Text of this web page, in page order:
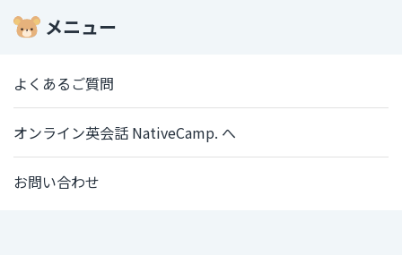
メニュー
よくあるご質問
オンライン英会話 NativeCamp. へ
お問い合わせ